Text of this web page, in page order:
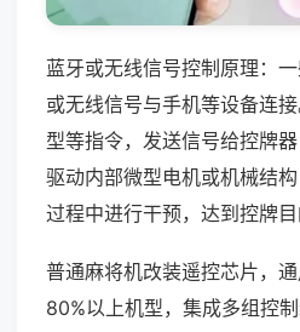
蓝牙或无线信号控制原理：
或无线信号与手机等设备连
型等指令，发送信号给控牌
驱动内部微型电机或机械结
过程中进行干预，达到控牌目
普通麻将机改装遥控芯片，
80%以上机型，集成多组控